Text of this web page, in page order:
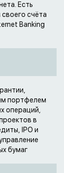
Есть
счёта
Banking
портфелем
операций,
в
IPO и
бумаг